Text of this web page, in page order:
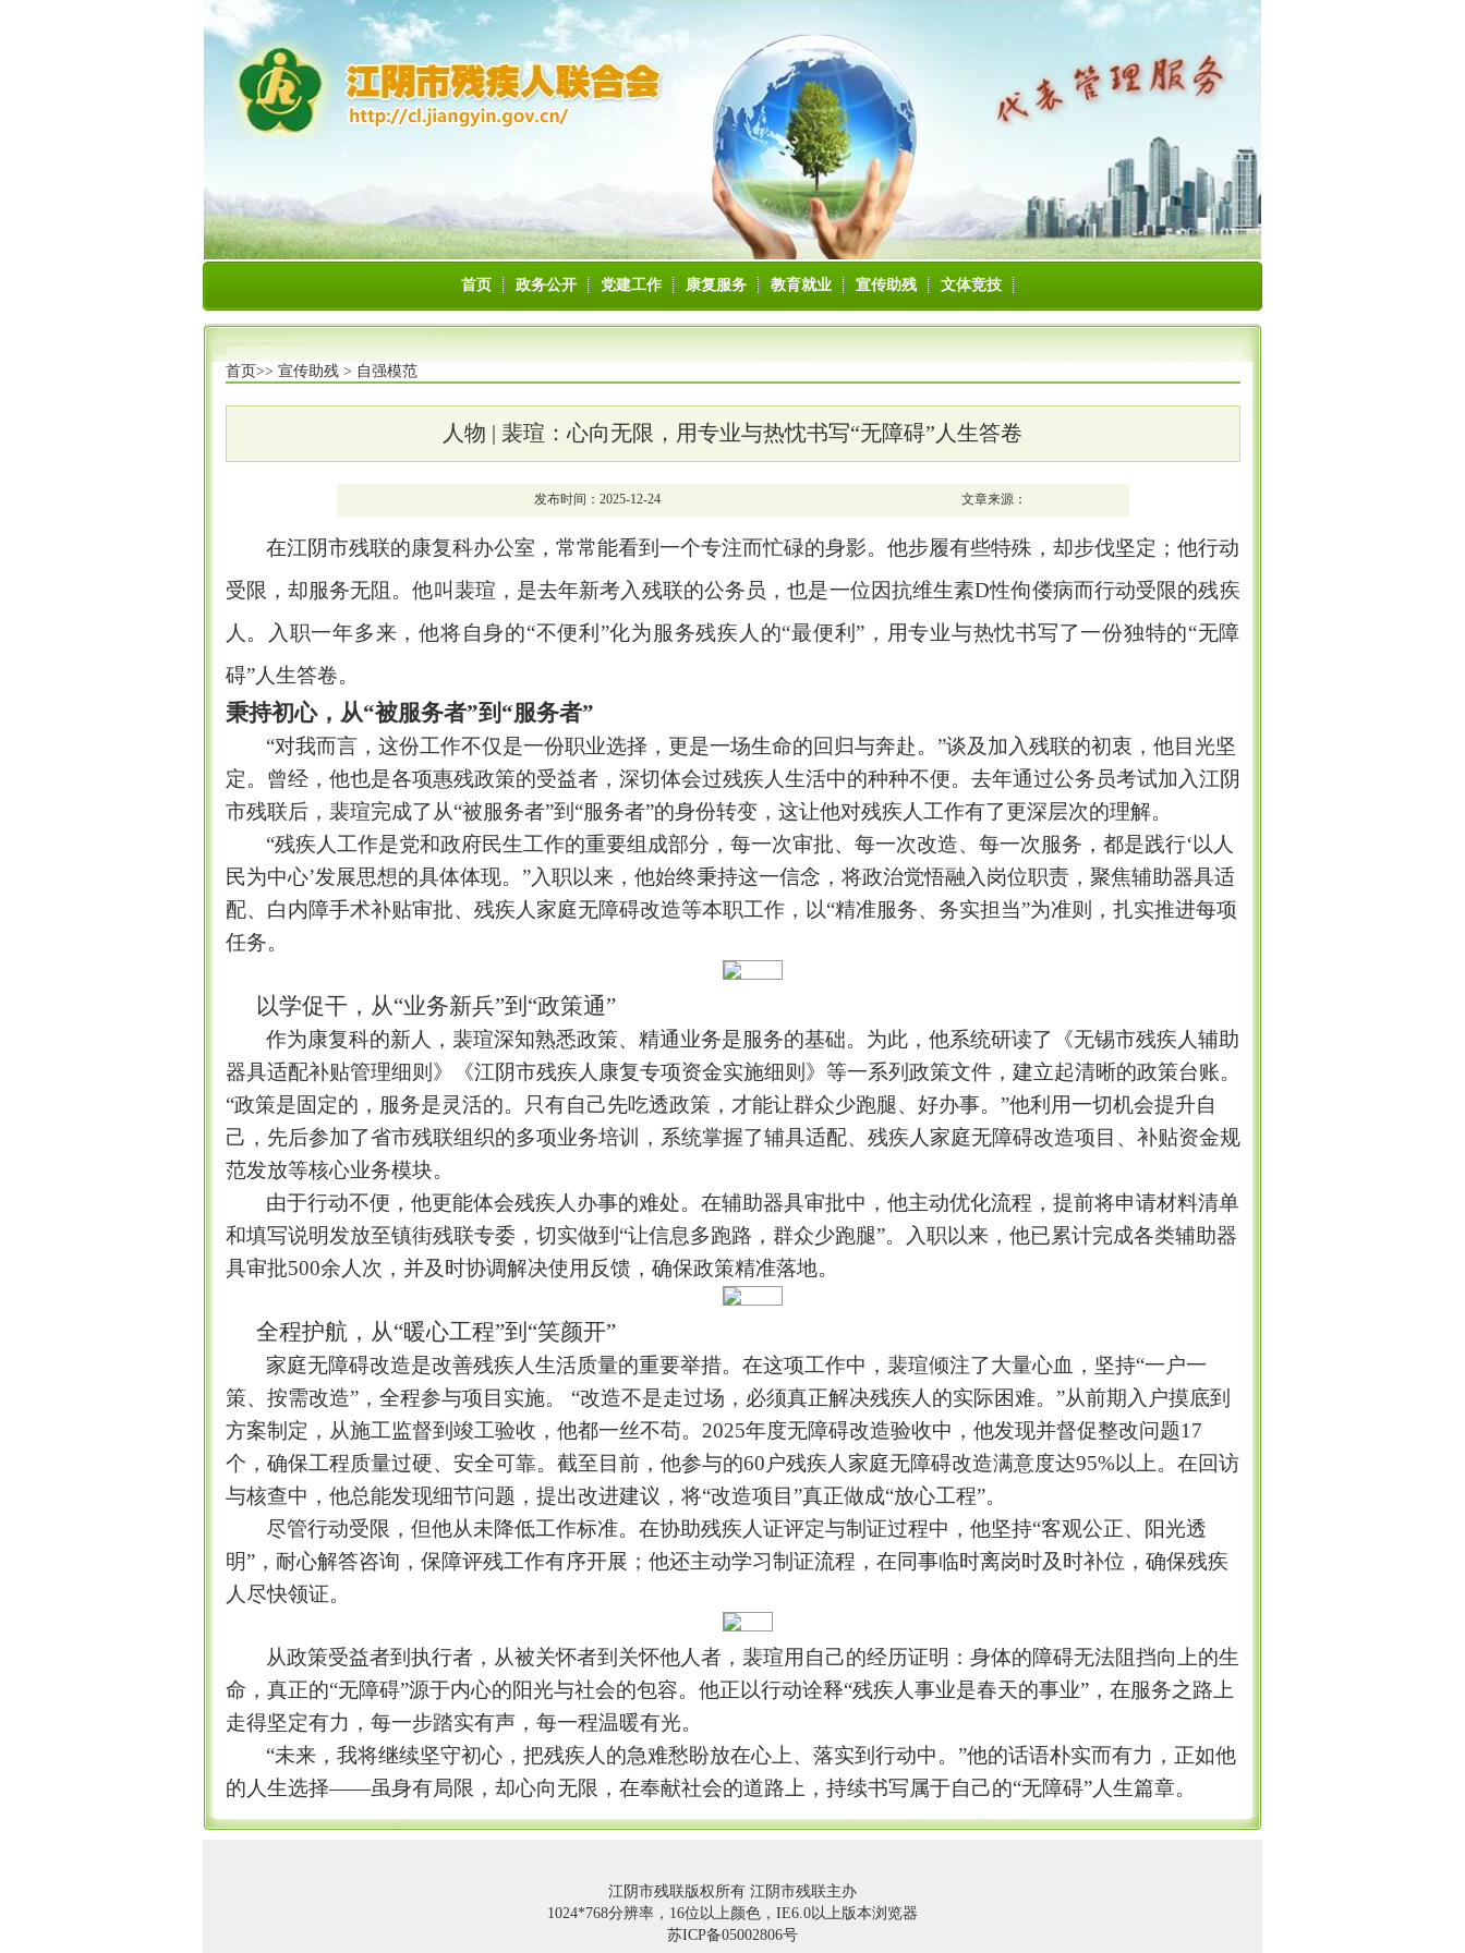
首页 政务公开 党建工作 康复服务 教育就业 宣传助残 文体竞技
首页>> 宣传助残> 自强模范
人物 | 裴瑄：心向无限，用专业与热忱书写“无障碍”人生答卷
发布时间：2025-12-24 文章来源：
在江阴市残联的康复科办公室，常常能看到一个专注而忙碌的身影。他步履有些特殊，却步伐坚定；他行动
受限，却服务无阻。他叫裴瑄，是去年新考入残联的公务员，也是一位因抗维生素D性佝偻病而行动受限的残疾
人。入职一年多来，他将自身的“不便利”化为服务残疾人的“最便利”，用专业与热忱书写了一份独特的“无障
碍”人生答卷。
秉持初心，从“被服务者”到 “服务者”
“对我而言，这份工作不仅是一份职业选择，更是一场生命的回归与奔赴。 ”谈及加入残联的初衷，他目光坚
定。曾经，他也是各项惠残政策的受益者，深切体会过残疾人生活中的种种不便。去年通过公务员考试加入江阴
市残联后，裴瑄完成了从“被服务者”到 “服务者”的身份转变，这让他对残疾人工作有了更深层次的理解。
“残疾人工作是党和政府民生工作的重要组成部分，每一次审批、每一次改造、每一次服务，都是践行‘以人
民为中心’发展思想的具体体现。 ”入职以来，他始终秉持这一信念，将政治觉悟融入岗位职责，聚焦辅助器具适
配、白内障手术补贴审批、残疾人家庭无障碍改造等本职工作，以“精准服务、务实担当”为准则，扎实推进每项
任务。
以学促干， 从“业务新兵”到 “政策通”
作为康复科的新人，裴瑄深知熟悉政策、精通业务是服务的基础。为此，他系统研读了《无锡市残疾人辅助
器具适配补贴管理细则》《江阴市残疾人康复专项资金实施细则》等一系列政策文件，建立起清晰的政策台账。
“政策是固定的，服务是灵活的。只有自己先吃透政策，才能让群众少跑腿、好办事。 ”他利用一切机会提升自
己，先后参加了省市残联组织的多项业务培训，系统掌握了辅具适配、 残疾人家庭无障碍改造项目 、补贴资金规
范发放等核心业务模块。
由于行动不便，他更能体会残疾人办事的难处。在辅助器具审批中，他主动优化流程，提前将申请材料清单
和填写说明发放至镇街残联专委，切实做到 “让信息多跑路，群众少跑腿”。入职以来，他已累计完成各类辅助器
具审批500余人次，并及时协调解决使用反馈，确保政策精准落地。
全程护航，从“暖心工程”到 “笑颜开”
家庭无障碍改造是改善残疾人生活质量的重要举措。在这项工作中，裴瑄倾注了大量心血，坚持“一户一
策、按需改造”，全程参与项目实施。 “改造不是走过场，必须真正解决残疾人的实际困难。 ”从前期入户摸底到
方案制定，从施工监督到竣工验收，他都一丝不苟。 2025年度无障碍改造验收中，他发现并督促整改问题17
个，确保工程质量过硬、安全可靠。截至目前，他参与的60 户残疾人家庭无障碍改造满意度达95%以上。在回访
与核查中，他总能发现细节问题，提出改进建议，将“改造项目 ”真正做成“放心工程”。
尽管行动受限，但他从未降低工作标准。在协助残疾人证评定与制证过程中，他坚持“客观公正、阳光透
明”，耐心解答咨询，保障评残工作有序开展；他还主动学习制证流程，在同事临时离岗时及时补位，确保残疾
人尽快领证。
从政策受益者到执行者，从被关怀者到关怀他人者，裴瑄用自己的经历证明：身体的障碍无法阻挡向上的生
命，真正的“无障碍”源于内心的阳光与社会的包容。他正以行动诠释“残疾人事业是春天的事业”，在服务之路上
走得坚定有力，每一步踏实有声，每一程温暖有光。
“未来，我将继续坚守初心，把残疾人的急难愁盼放在心上、落实到行动中。 ”他的话语朴实而有力，正如他
的人生选择——虽身有局限，却心向无限，在奉献社会的道路上，持续书写属于自己的“无障碍”人生篇章。
江阴市残联版权所有 江阴市残联主办
1024*768分辨率，16位以上颜色，IE6.0以上版本浏览器
苏ICP备05002806号